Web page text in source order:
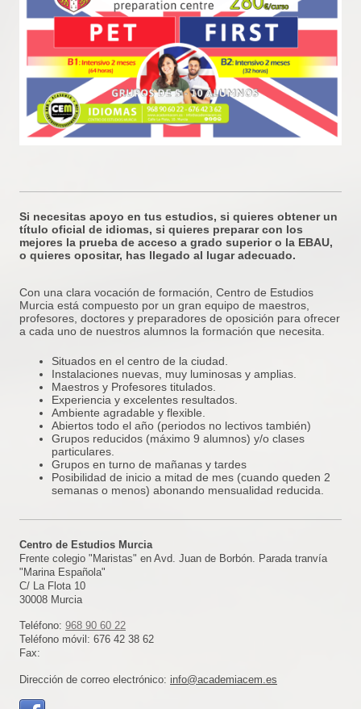
Si necesitas apoyo en tus estudios, si quieres obtener un
título oficial de idiomas, si quieres preparar con los
mejores la prueba de acceso a grado superior o la EBAU,
o quieres opositar, has llegado al lugar adecuado.
Con una clara vocación de formación, Centro de Estudios
Murcia está compuesto por un gran equipo de maestros,
profesores, doctores y preparadores de oposición para ofrecer
a cada uno de nuestros alumnos la formación que necesita.
Situados en el centro de la ciudad.
Instalaciones nuevas, muy luminosas y amplias.
Maestros y Profesores titulados.
Experiencia y excelentes resultados.
Ambiente agradable y flexible.
Abiertos todo el año (periodos no lectivos también)
Grupos reducidos (máximo 9 alumnos) y/o clases
particulares.
Grupos en turno de mañanas y tardes
Posibilidad de inicio a mitad de mes (cuando queden 2
semanas o menos) abonando mensualidad reducida.
Centro de Estudios Murcia
Frente colegio "Maristas" en Avd. Juan de Borbón. Parada tranvía
"Marina Española"
C/ La Flota 10
30008 Murcia
Teléfono: 968 90 60 22
Teléfono móvil: 676 42 38 62
Fax:
Dirección de correo electrónico: info@academiacem.es